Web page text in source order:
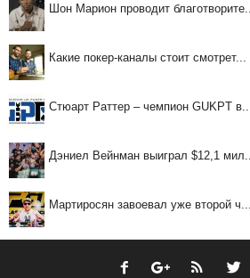
Шон Марион проводит благотворите...
Какие покер-каналы стоит смотрет...
Стюарт Раттер – чемпион GUKPT в...
Дэниел Вейнман выиграл $12,1 мил...
Мартиросян завоевал уже второй ч...